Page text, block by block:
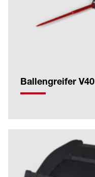
Ballengreifer V40